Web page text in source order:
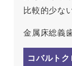
比較的少な
金属床総義
コバルト